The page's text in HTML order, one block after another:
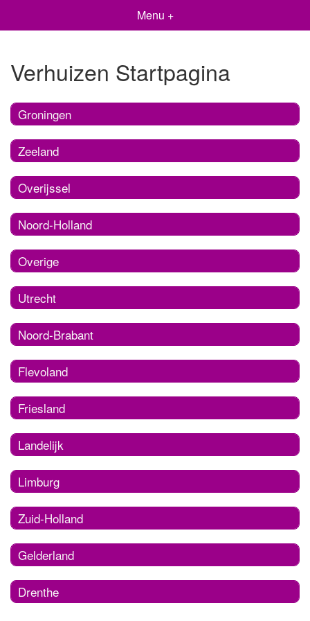
Menu +
Verhuizen Startpagina
Groningen
Zeeland
Overijssel
Noord-Holland
Overige
Utrecht
Noord-Brabant
Flevoland
Friesland
Landelijk
Limburg
Zuid-Holland
Gelderland
Drenthe